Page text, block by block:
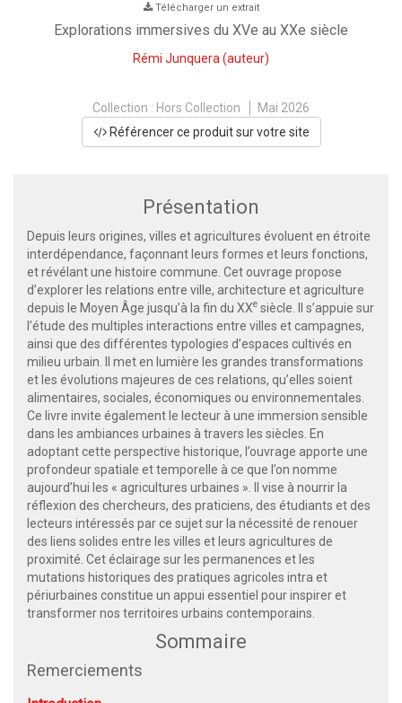
Télécharger un extrait
Explorations immersives du XVe au XXe siècle
Rémi Junquera (auteur)
Collection : Hors Collection
Mai 2026
Référencer ce produit sur votre site
Présentation
Depuis leurs origines, villes et agricultures évoluent en étroite
interdépendance, façonnant leurs formes et leurs fonctions,
et révélant une histoire commune. Cet ouvrage propose
d’explorer les relations entre ville, architecture et agriculture
depuis le Moyen Âge jusqu’à la fin du XXe siècle. Il s’appuie sur
l’étude des multiples interactions entre villes et campagnes,
ainsi que des différentes typologies d’espaces cultivés en
milieu urbain. Il met en lumière les grandes transformations
et les évolutions majeures de ces relations, qu’elles soient
alimentaires, sociales, économiques ou environnementales.
Ce livre invite également le lecteur à une immersion sensible
dans les ambiances urbaines à travers les siècles. En
adoptant cette perspective historique, l’ouvrage apporte une
profondeur spatiale et temporelle à ce que l’on nomme
aujourd’hui les « agricultures urbaines ». Il vise à nourrir la
réflexion des chercheurs, des praticiens, des étudiants et des
lecteurs intéressés par ce sujet sur la nécessité de renouer
des liens solides entre les villes et leurs agricultures de
proximité. Cet éclairage sur les permanences et les
mutations historiques des pratiques agricoles intra et
périurbaines constitue un appui essentiel pour inspirer et
transformer nos territoires urbains contemporains.
Sommaire
Remerciements